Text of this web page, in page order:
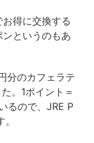
得に交換する
というのもあ
分のカフェラテ
。1ポイント＝
るので、JRE P